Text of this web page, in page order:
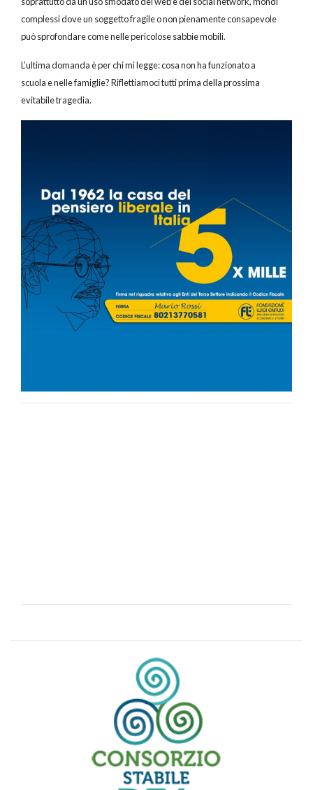
complessi dove un soggetto fragile o non pienamente consapevole
può sprofondare come nelle pericolose sabbie mobili.
L’ultima domanda è per chi mi legge: cosa non ha funzionato a
scuola e nelle famiglie? Riflettiamoci tutti prima della prossima
evitabile tragedia.